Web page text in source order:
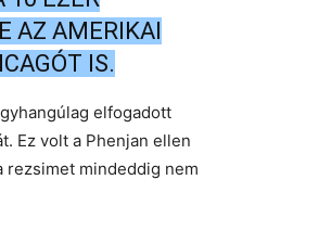
AZ AMERIKAI
IS.
elfogadott
Ez volt a Phenjan ellen
rezsimet mindeddig nem